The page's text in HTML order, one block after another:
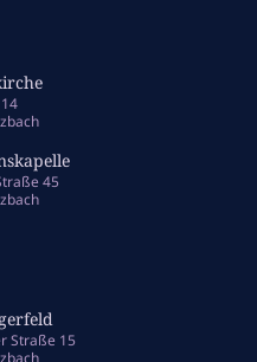
45
Straße 15